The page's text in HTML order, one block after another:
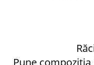
Pune